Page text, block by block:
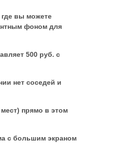
вы можете
фоном для
500 руб. с
нет соседей и
прямо в этом
с большим экраном